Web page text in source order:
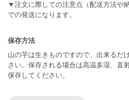
▼注文に際しての注意点（配送方法や
での発送になります。
保存方法
山の芋は生きものですので、出来るだ
さい。保存される場合は高温多湿、
保存してください。